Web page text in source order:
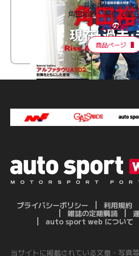
F速 Premium
角田裕毅 現在・過
2,100円
商品ページ
プライバシーポリシー 利用規約
雑誌の定期購読
auto sport web について
当サイトに掲載されている文章・写真